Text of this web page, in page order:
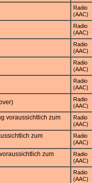
Radio
(AAC)
Radio
(AAC)
Radio
(AAC)
Radio
(AAC)
Radio
(AAC)
Radio
(AAC)
voraussichtlich zum
Radio
(AAC)
zum
Radio
(AAC)
zum
Radio
(AAC)
Radio
(AAC)